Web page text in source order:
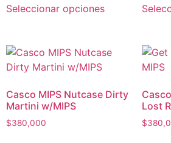
Seleccionar opciones
Casco MIPS Nutcase Dirty
Martini w/MIPS
$380,000
Lost
$